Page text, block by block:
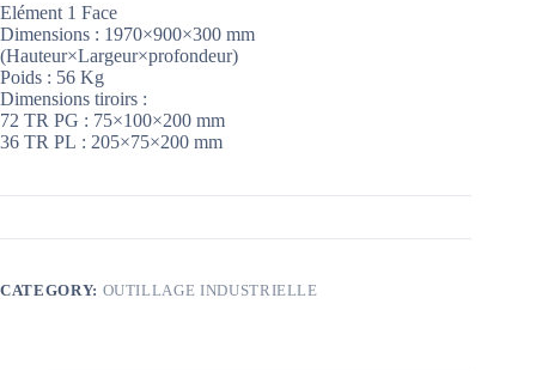
Elément 1 Face
Dimensions : 1970×900×300 mm
(Hauteur×Largeur×profondeur)
Poids : 56 Kg
Dimensions tiroirs :
72 TR PG : 75×100×200 mm
36 TR PL : 205×75×200 mm
CATEGORY: OUTILLAGE INDUSTRIELLE